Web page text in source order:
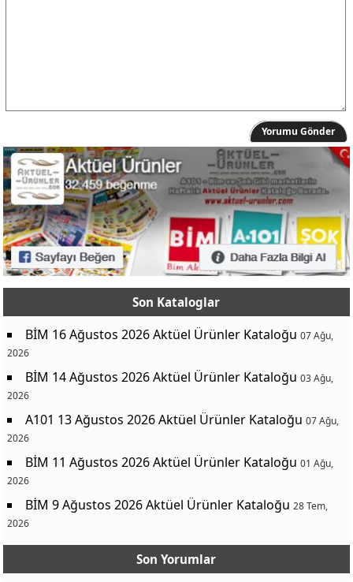
Yorumu Gönder
Son Kataloglar
BİM 16 Ağustos 2026 Aktüel Ürünler Kataloğu 07 Ağu,
2026
BİM 14 Ağustos 2026 Aktüel Ürünler Kataloğu 03 Ağu,
2026
A101 13 Ağustos 2026 Aktüel Ürünler Kataloğu 07 Ağu,
2026
BİM 11 Ağustos 2026 Aktüel Ürünler Kataloğu 01 Ağu,
2026
BİM 9 Ağustos 2026 Aktüel Ürünler Kataloğu 28 Tem,
2026
Son Yorumlar